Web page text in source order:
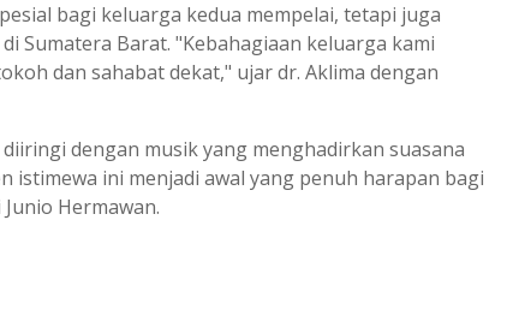
bagi keluarga kedua mempelai, tetapi juga
Sumatera Barat. "Kebahagiaan keluarga kami
dan sahabat dekat," ujar dr. Aklima dengan
dengan musik yang menghadirkan suasana
istimewa ini menjadi awal yang penuh harapan bagi
Hermawan.